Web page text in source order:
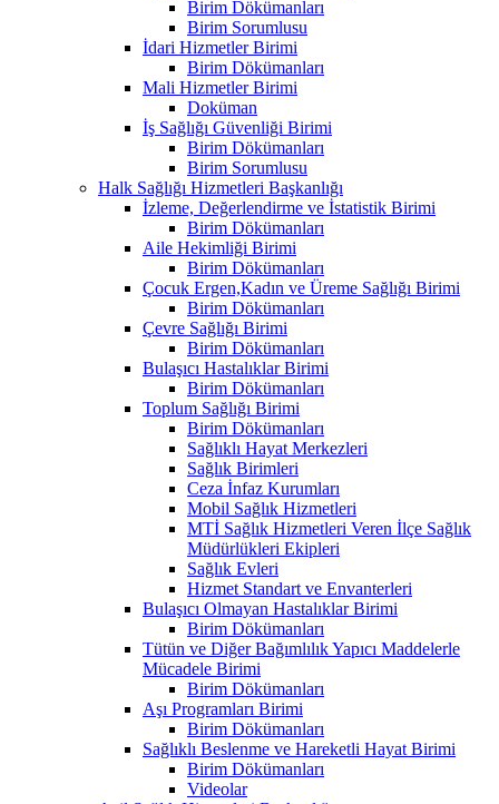
Birim Dökümanları
Birim Sorumlusu
İdari Hizmetler Birimi
Birim Dökümanları
Mali Hizmetler Birimi
Doküman
İş Sağlığı Güvenliği Birimi
Birim Dökümanları
Birim Sorumlusu
Halk Sağlığı Hizmetleri Başkanlığı
İzleme, Değerlendirme ve İstatistik Birimi
Birim Dökümanları
Aile Hekimliği Birimi
Birim Dökümanları
Çocuk Ergen,Kadın ve Üreme Sağlığı Birimi
Birim Dökümanları
Çevre Sağlığı Birimi
Birim Dökümanları
Bulaşıcı Hastalıklar Birimi
Birim Dökümanları
Toplum Sağlığı Birimi
Birim Dökümanları
Sağlıklı Hayat Merkezleri
Sağlık Birimleri
Ceza İnfaz Kurumları
Mobil Sağlık Hizmetleri
MTİ Sağlık Hizmetleri Veren İlçe Sağlık
Müdürlükleri Ekipleri
Sağlık Evleri
Hizmet Standart ve Envanterleri
Bulaşıcı Olmayan Hastalıklar Birimi
Birim Dökümanları
Tütün ve Diğer Bağımlılık Yapıcı Maddelerle
Mücadele Birimi
Birim Dökümanları
Aşı Programları Birimi
Birim Dökümanları
Sağlıklı Beslenme ve Hareketli Hayat Birimi
Birim Dökümanları
Videolar